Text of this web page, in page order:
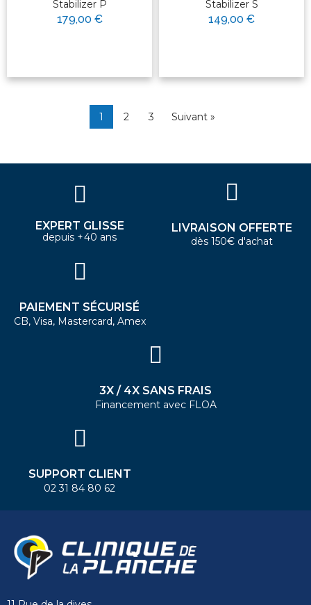
Stabilizer P
179,00 €
Stabilizer S
149,00 €
1 2 3 Suivant »
EXPERT GLISSE
depuis +40 ans
LIVRAISON OFFERTE
dès 150€ d'achat
PAIEMENT SÉCURISÉ
CB, Visa, Mastercard, Amex
3X / 4X SANS FRAIS
Financement avec FLOA
SUPPORT CLIENT
02 31 84 80 62